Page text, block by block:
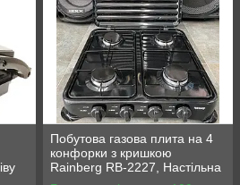
Побутова газова плита на 4
конфорки з кришкою
Rainberg RB-2227, Настільна
плита для балонного газу